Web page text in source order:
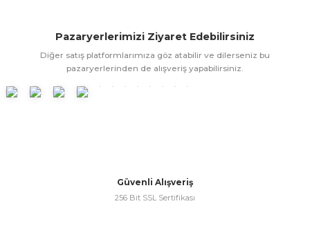
Pazaryerlerimizi Ziyaret Edebilirsiniz
Diğer satış platformlarımıza göz atabilir ve dilerseniz bu
pazaryerlerinden de alışveriş yapabilirsiniz.
Güvenli Alışveriş
256 Bit SSL Sertifikası